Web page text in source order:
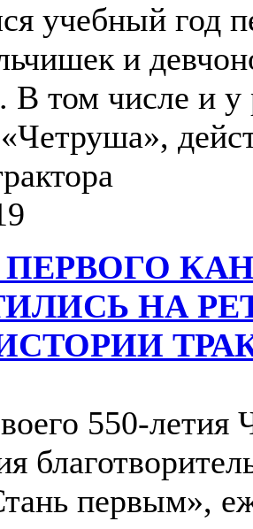
учебный год
и
В том числе и
ПЕРВОГО
НА
550-летия
первым»,